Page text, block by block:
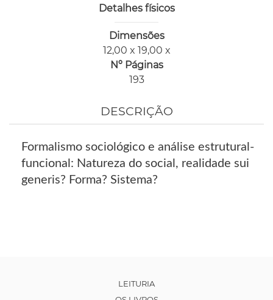
Detalhes físicos
Dimensões
12,00 x 19,00 x
Nº Páginas
193
DESCRIÇÃO
Formalismo sociológico e análise estrutural-
funcional: Natureza do social, realidade sui
generis? Forma? Sistema?
LEITURIA